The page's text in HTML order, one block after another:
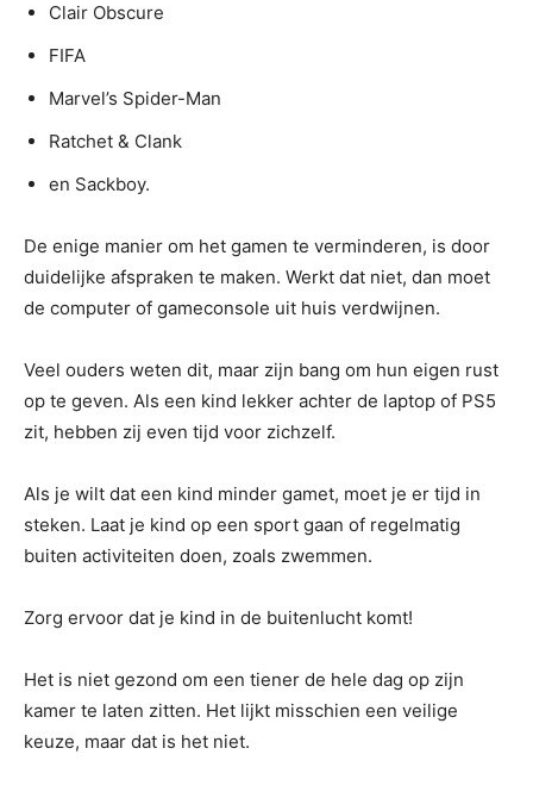
Clair Obscure
FIFA
Marvel’s Spider-Man
Ratchet & Clank
en Sackboy.
De enige manier om het gamen te verminderen, is door
duidelijke afspraken te maken. Werkt dat niet, dan moet
de computer of gameconsole uit huis verdwijnen.
Veel ouders weten dit, maar zijn bang om hun eigen rust
op te geven. Als een kind lekker achter de laptop of PS5
zit, hebben zij even tijd voor zichzelf.
Als je wilt dat een kind minder gamet, moet je er tijd in
steken. Laat je kind op een sport gaan of regelmatig
buiten activiteiten doen, zoals zwemmen.
Zorg ervoor dat je kind in de buitenlucht komt!
Het is niet gezond om een tiener de hele dag op zijn
kamer te laten zitten. Het lijkt misschien een veilige
keuze, maar dat is het niet.